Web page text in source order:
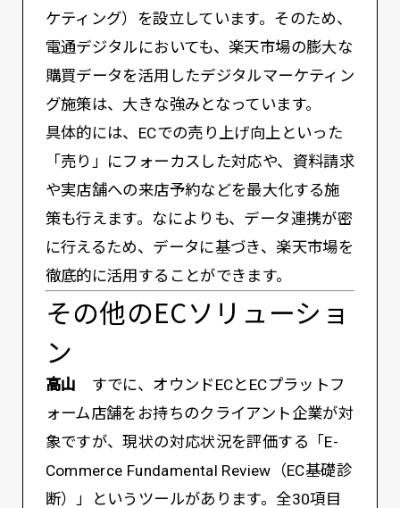
ケティング）を設立しています。そのため、
電通デジタルにおいても、楽天市場の膨大な
購買データを活用したデジタルマーケティン
グ施策は、大きな強みとなっています。
具体的には、ECでの売り上げ向上といった
「売り」にフォーカスした対応や、資料請求
や実店舗への来店予約などを最大化する施
策も行えます。なによりも、データ連携が密
に行えるため、データに基づき、楽天市場を
徹底的に活用することができます。
その他のECソリューショ
ン
高山 すでに、オウンドECとECプラットフ
ォーム店舗をお持ちのクライアント企業が対
象ですが、現状の対応状況を評価する「E-
Commerce Fundamental Review（EC基礎診
断）」というツールがあります。全30項目